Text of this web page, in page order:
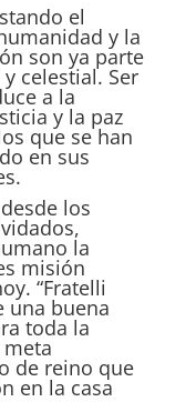
el
y la
son ya parte
celestial. Ser
a la
y la paz
que se han
en sus
los
la
misión
“Fratelli
una buena
toda la
de reino que
en la casa